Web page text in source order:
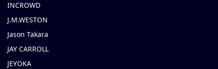
INCROWD
J.M.WESTON
Jason Takara
JAY CARROLL
JEYOKA